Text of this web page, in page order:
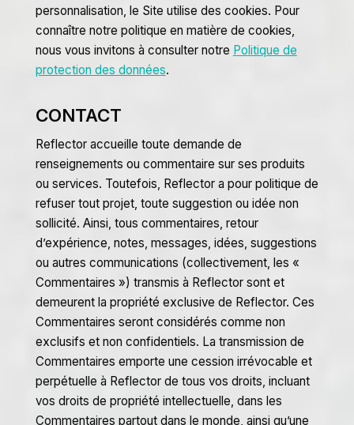
personnalisation, le Site utilise des cookies. Pour
connaître notre politique en matière de cookies,
nous vous invitons à consulter notre Politique de
protection des données.
CONTACT
Reflector accueille toute demande de
renseignements ou commentaire sur ses produits
ou services. Toutefois, Reflector a pour politique de
refuser tout projet, toute suggestion ou idée non
sollicité. Ainsi, tous commentaires, retour
d’expérience, notes, messages, idées, suggestions
ou autres communications (collectivement, les «
Commentaires ») transmis à Reflector sont et
demeurent la propriété exclusive de Reflector. Ces
Commentaires seront considérés comme non
exclusifs et non confidentiels. La transmission de
Commentaires emporte une cession irrévocable et
perpétuelle à Reflector de tous vos droits, incluant
vos droits de propriété intellectuelle, dans les
Commentaires partout dans le monde, ainsi qu’une